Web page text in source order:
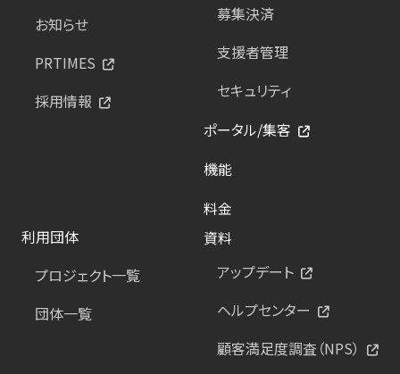
お知らせ
PRTIMES
採用情報
募集決済
支援者管理
セキュリティ
ポータル/集客
機能
料金
利用団体
プロジェクト一覧
団体一覧
資料
アップデート
ヘルプセンター
顧客満足度調査（NPS）